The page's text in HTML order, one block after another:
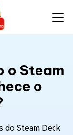
o Steam
o
do Steam Deck